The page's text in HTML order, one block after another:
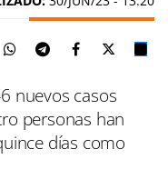
nuevos casos
personas han
días como